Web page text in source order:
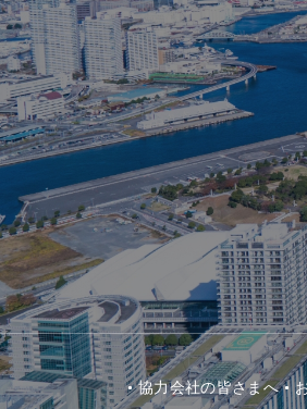
協⼒会社の皆さまへ